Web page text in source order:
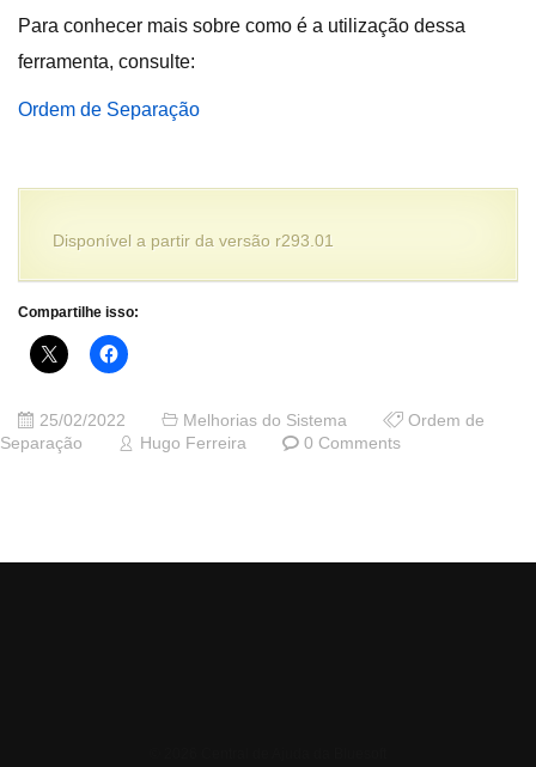
Para conhecer mais sobre como é a utilização dessa
ferramenta, consulte:
Ordem de Separação
Disponível a partir da versão r293.01
Compartilhe isso:
25/02/2022 Melhorias do Sistema
Ordem de
Separação
Hugo Ferreira 0 Comments